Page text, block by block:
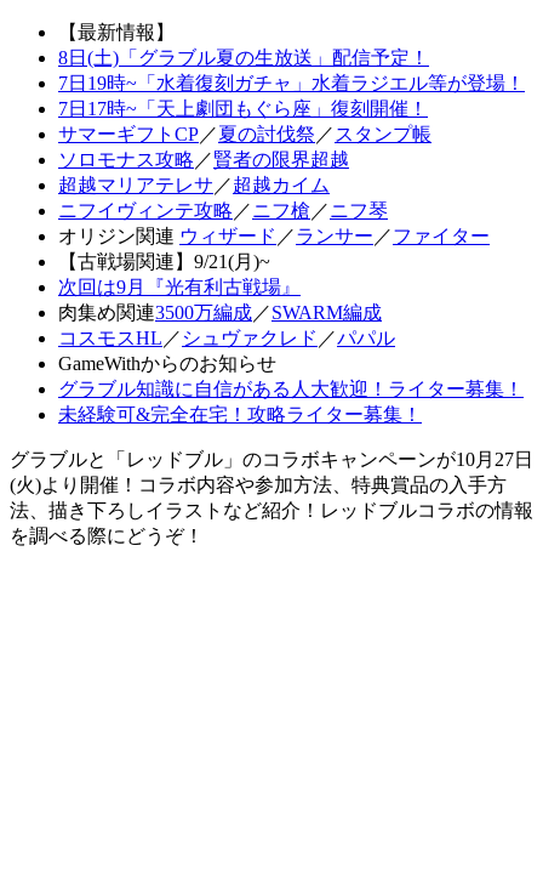
【最新情報】
8日(土)「グラブル夏の生放送」配信予定！
7日19時~「水着復刻ガチャ」水着ラジエル等が登場！
7日17時~「天上劇団もぐら座」復刻開催！
サマーギフトCP／夏の討伐祭 ／ スタンプ帳
ソロモナス攻略 ／賢者の限界超越
超越マリアテレサ ／超越カイム
ニフイヴィンテ攻略 ／ニフ槍 ／ニフ琴
オリジン関連 ウィザード ／ランサー ／ファイター
【古戦場関連】9/21(月)~
次回は9月『光有利古戦場』
肉集め関連3500万編成／SWARM編成
コスモスHL ／ シュヴァクレド ／パパル
GameWithからのお知らせ
グラブル知識に自信がある人大歓迎！ライター募集！
未経験可&完全在宅！攻略ライター募集！
グラブルと「レッドブル」のコラボキャンペーンが10月27日
(火)より開催！コラボ内容や参加方法、特典賞品の入手方
法、描き下ろしイラストなど紹介！レッドブルコラボの情報
を調べる際にどうぞ！